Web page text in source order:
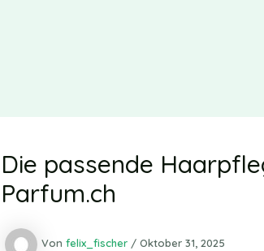
Die passende
Parfum.ch
Von felix_fischer / Oktober 31, 2025